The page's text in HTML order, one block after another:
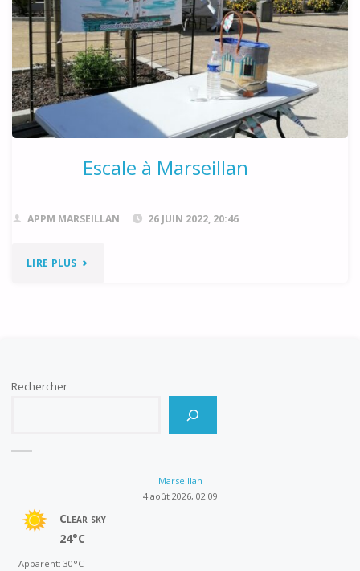
GRANDE
MOTTE"
Escale à Marseillan
APPM MARSEILLAN 26 JUIN 2022, 20:46
LIRE PLUS"ESCALE
Rechercher
Marseillan
4 août 2026, 02:09
Clear sky
24°C
Apparent: 30°C